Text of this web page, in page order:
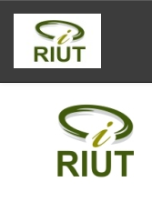
Skip
navigation